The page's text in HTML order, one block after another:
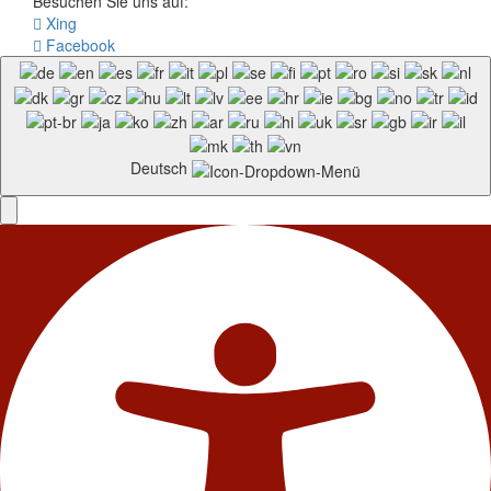
Xing
Facebook
Deutsch